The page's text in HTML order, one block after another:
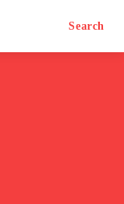
Search